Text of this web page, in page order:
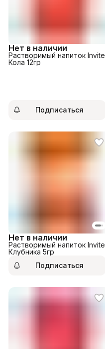
Нет в наличии
Растворимый напиток Invite
Кола 12гр
Подписаться
Нет в наличии
Растворимый напиток Invite
Клубника 5гр
Подписаться